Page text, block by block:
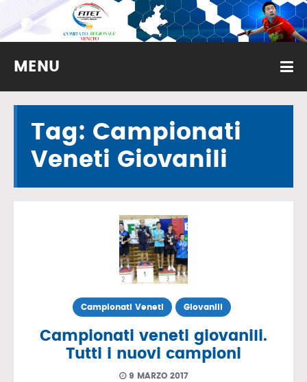
MENU
Tag: Campionati
Veneti Giovanili
Campionati Veneti Giovanili
Campionati veneti giovanili.
Tutti i nuovi campioni
9 MARZO 2017